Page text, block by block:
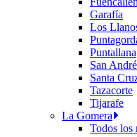
Garafía
Los
Puntallana
San
Santa
Tazacorte
Tijarafe
La Gomera
Todos los